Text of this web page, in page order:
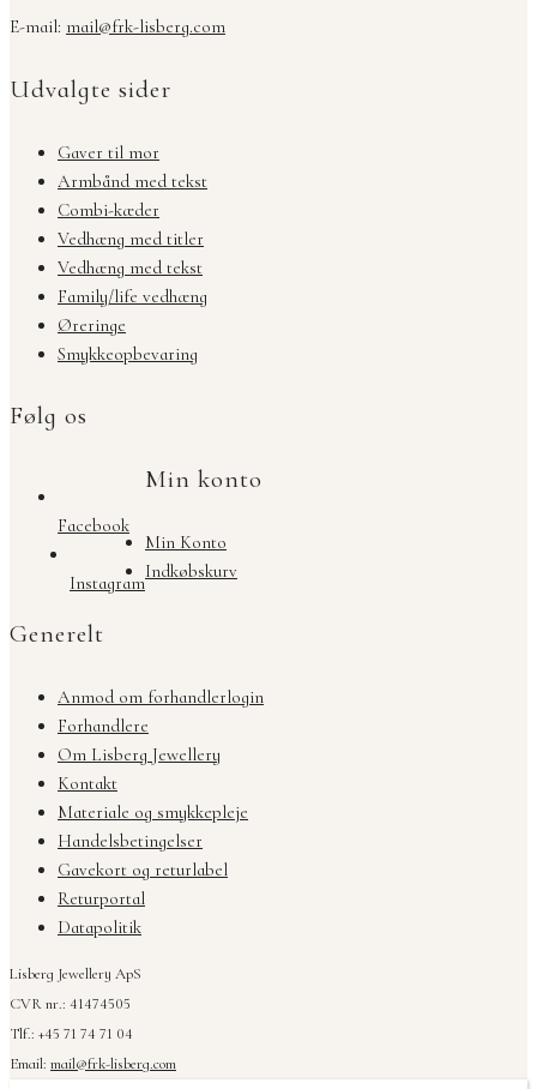
E-mail: mail@frk-lisberg.com
Udvalgte sider
Gaver til mor
Armbånd med tekst
Combi-kæder
Vedhæng med titler
Vedhæng med tekst
Family/life vedhæng
Øreringe
Smykkeopbevaring
Følg os
Facebook
Instagram
Min konto
Min Konto
Indkøbskurv
Generelt
Anmod om forhandlerlogin
Forhandlere
Om Lisberg Jewellery
Kontakt
Materiale og smykkepleje
Handelsbetingelser
Gavekort og returlabel
Returportal
Datapolitik
Lisberg Jewellery ApS
CVR nr.: 41474505
Tlf.: +45 71 74 71 04
Email: mail@frk-lisberg.com